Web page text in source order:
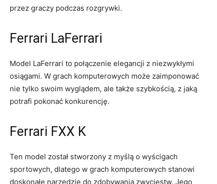
przez ⁢graczy ‍podczas rozgrywki.
Ferrari LaFerrari
Model LaFerrari to połączenie‍ elegancji ​z niezwykłymi
osiągami. W ‍grach komputerowych może zaimponować
nie‌ tylko⁣ swoim wyglądem, ⁤ale także szybkością, z jaką‍
potrafi‍ pokonać konkurencję.
Ferrari⁢ FXX K
Ten model‍ został ⁤stworzony z​ myślą o ⁢wyścigach
sportowych, ⁣dlatego ⁤w grach komputerowych stanowi
doskonałe ⁢narzędzie do zdobywania zwycięstw. Jego⁣